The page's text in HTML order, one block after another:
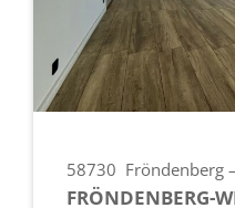
58730 Fröndenberg
FRÖNDENBERG-